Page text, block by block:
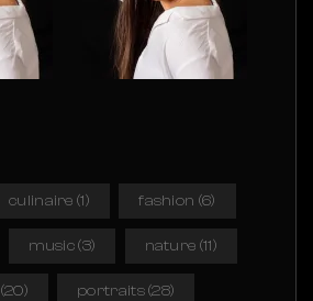
culinaire (1) fashion (6)
music(3) nature (11)
(20) portraits(28)